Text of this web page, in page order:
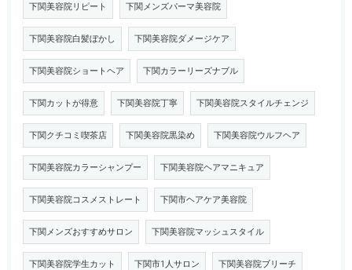
下関美容院リピート 下関メンズパーマ美容院
下関美容院白髪ぼかし 下関美容院ダメージケア
下関美容院ショートヘア 下関カラーリーズナブル
下関カットが得意 下関美容院丁寧 下関美容院スタイルチェンジ
下関クチコミ喫茶店 下関美容院黒染め 下関美容院ウルフヘア
下関美容院カラーシャンプー 下関美容院ヘアマニキュア
下関美容院コスメストレート 下関市ヘアケア美容院
下関メンズおすすめサロン 下関美容院マッシュスタイル
下関美容院学生カット 下関市1人サロン 下関美容院ブリーチ